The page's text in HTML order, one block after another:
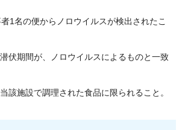
1名の便からノロウイルスが検出されたこ
伏期間が、ノロウイルスによるものと一致
該施設で調理された食品に限られること。